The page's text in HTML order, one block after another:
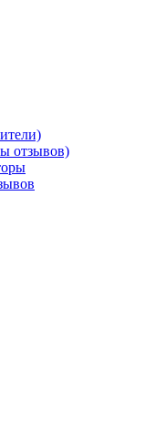
отзывов)